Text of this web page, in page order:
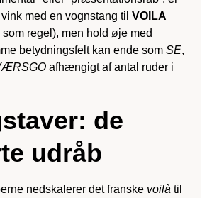
med en vognstang til VOILA
regel), men hold øje med
betydningsfelt kan ende som SE,
afhængigt af antal ruder i
de
udråb
nedskalerer det franske voilà til